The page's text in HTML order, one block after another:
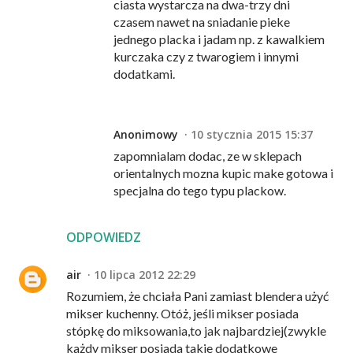
ODPOWIEDZ
ciasta wystarcza na dwa-trzy dni
czasem nawet na sniadanie pieke
jednego placka i jadam np. z kawalkiem
kurczaka czy z twarogiem i innymi
dodatkami.
Anonimowy
10 stycznia 2015 15:37
zapomnialam dodac, ze w sklepach
orientalnych mozna kupic make gotowa i
specjalna do tego typu plackow.
air
10 lipca 2012 22:29
Rozumiem, że chciała Pani zamiast blendera użyć
mikser kuchenny. Otóż, jeśli mikser posiada
stópkę do miksowania,to jak najbardziej(zwykle
każdy mikser posiada takie dodatkowe